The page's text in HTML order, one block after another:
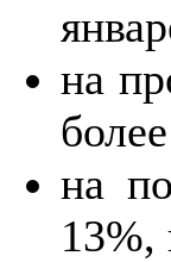
на
на
13%,